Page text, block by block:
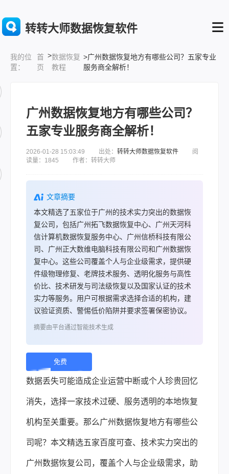
转转大师数据恢复软件
我的位
置：
首
页
>数据恢复
教程
>广州数据恢复地方有哪些公司？五家专业
服务商全解析！
广州数据恢复地方有哪些公司？
五家专业服务商全解析！
2026-01-28 15:03:49 出处： 转转大师数据恢复软件 阅
读量：1845 作者：转转大师
文章摘要
本文精选了五家位于广州的技术实力突出的数据恢
复公司，包括广州拓飞数据恢复中心、广州天河科
信计算机数据恢复服务中心、广州信桥科技有限公
司、广州正大数维电脑科技有限公司和广州数据恢
复中心。这些公司覆盖个人与企业级需求，提供硬
件级物理修复、老牌技术服务、透明化服务与高性
价比、技术研发与司法级恢复以及国家认证的技术
实力等服务。用户可根据需求选择合适的机构，建
议验证资质、警惕低价陷阱并要求签署保密协议。
摘要由平台通过智能技术生成
免费
下
载 |
数据丢失可能造成企业运营中断或个人珍贵回忆
消失，选择一家技术过硬、服务透明的本地恢复
机构至关重要。那么广州数据恢复地方有哪些公
司呢？本文精选五家百度可查、技术实力突出的
广州数据恢复公司，覆盖个人与企业级需求，助